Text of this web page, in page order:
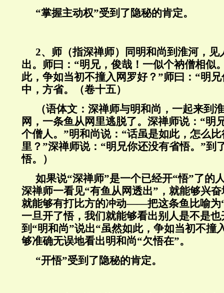
“掌握主动权”受到了隐秘的肯定。
2、师（指深禅师）同明和尚到淮河，见
出。师曰：“明兄，俊哉！一似个衲僧相似
此，争如当初不撞入网罗好？”师曰：“明
中，方省。（卷十五）
（语体文：深禅师与明和尚，一起来到
网，一条鱼从网里逃脱了。深禅师说：“明
个僧人。”明和尚说：“话虽是如此，怎么
里？”深禅师说：“明兄你还没有省悟。”到
悟。）
如果说“深禅师”是一个已经开“悟”了的
深禅师一看见“有鱼从网透出”，就能够兴
就能够有打比方的冲动——把这条鱼比喻为
一旦开了悟，我们就能够看出别人是不是
到“明和尚”说出“虽然如此，争如当初不撞
够准确无误地看出明和尚“欠悟在”。
“开悟”受到了隐秘的肯定。